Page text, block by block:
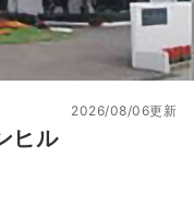
ヒル
2026/08/06更新